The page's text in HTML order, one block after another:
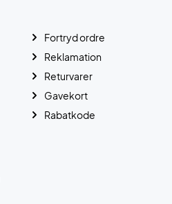
Fortryd ordre
Reklamation
Returvarer
Gavekort
Rabatkode